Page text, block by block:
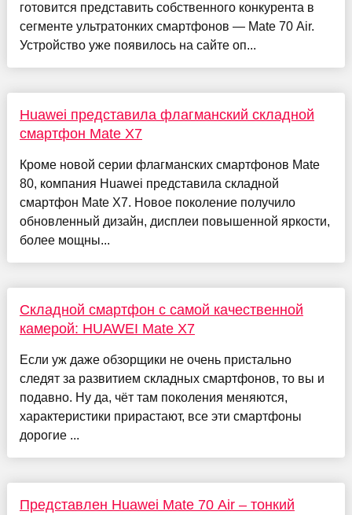
готовится представить собственного конкурента в
сегменте ультратонких смартфонов — Mate 70 Air.
Устройство уже появилось на сайте оп...
Huawei представила флагманский складной
смартфон Mate X7
Кроме новой серии флагманских смартфонов Mate
80, компания Huawei представила складной
смартфон Mate X7. Новое поколение получило
обновленный дизайн, дисплеи повышенной яркости,
более мощны...
Складной смартфон с самой качественной
камерой: HUAWEI Mate X7
Если уж даже обзорщики не очень пристально
следят за развитием складных смартфонов, то вы и
подавно. Ну да, чёт там поколения меняются,
характеристики прирастают, все эти смартфоны
дорогие ...
Представлен Huawei Mate 70 Air – тонкий